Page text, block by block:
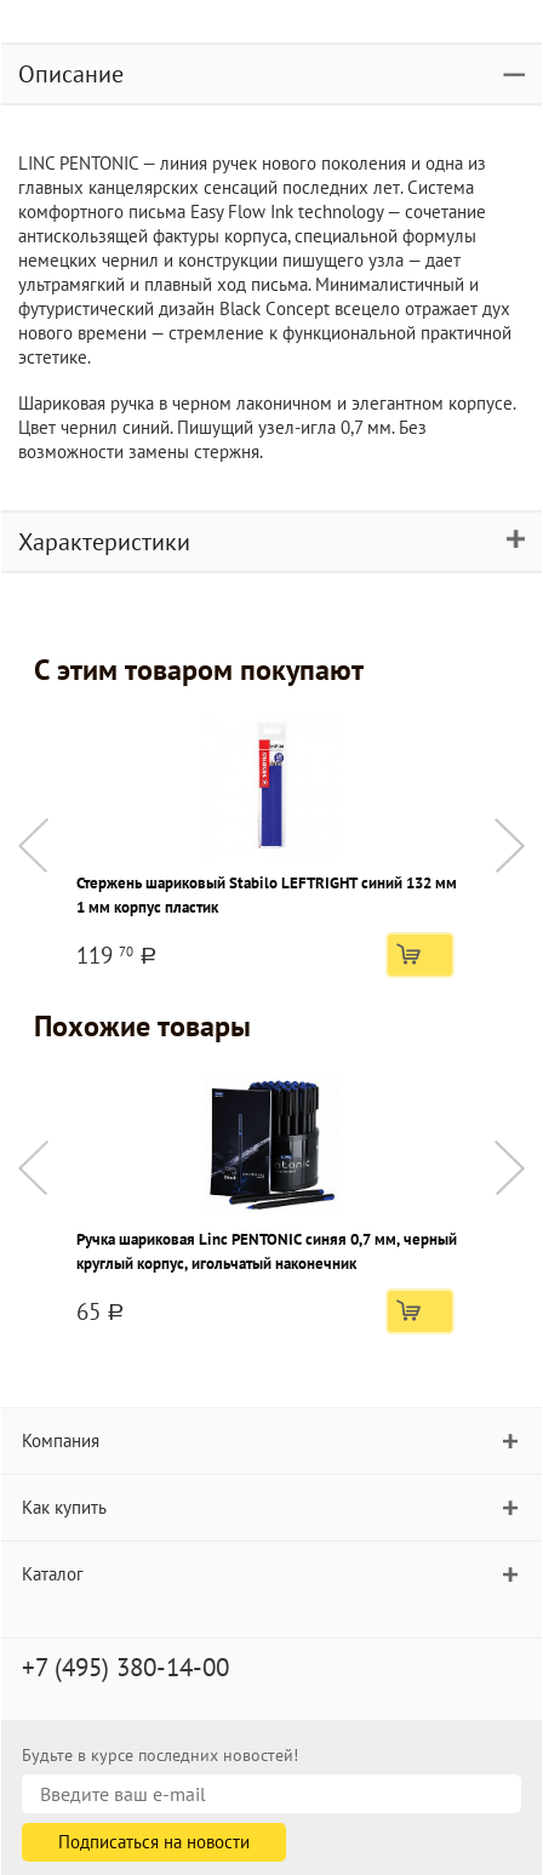
Описание
LINC PENTONIC — линия ручек нового поколения и одна из
главных канцелярских сенсаций последних лет. Система
комфортного письма Easy Flow Ink technology — cочетание
антискользящей фактуры корпуса, специальной формулы
немецких чернил и конструкции пишущего узла — дает
ультрамягкий и плавный ход письма. Минималистичный и
футуристический дизайн Black Сoncept всецело отражает дух
нового времени — стремление к функциональной практичной
эстетике.
Шариковая ручка в черном лаконичном и элегантном корпусе.
Цвет чернил синий. Пишущий узел-игла 0,7 мм. Без
возможности замены стержня.
Характеристики
С этим товаром покупают
Стержень шариковый Stabilo LEFTRIGHT синий 132 мм
1 мм корпус пластик
119 70 a
Похожие товары
Ручка шариковая Linc PENTONIC синяя 0,7 мм, черный
круглый корпус, игольчатый наконечник
65 a
Компания
Как купить
Каталог
+7 (495) 380-14-00
Будьте в курсе последних новостей!